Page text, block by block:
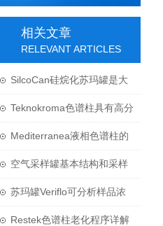
相关文章
RELEVANT ARTICLES
SilcoCan硅烷化苏玛罐是大
气监测中的必需设备
Teknokroma色谱柱具有高分
离效率和高灵敏度
Mediterranea液相色谱柱的
使用与维护
空气采样罐基本结构和采样
方法介绍
苏玛罐Veriflo可分析样品浓
度范围广
Restek色谱柱老化程序详解